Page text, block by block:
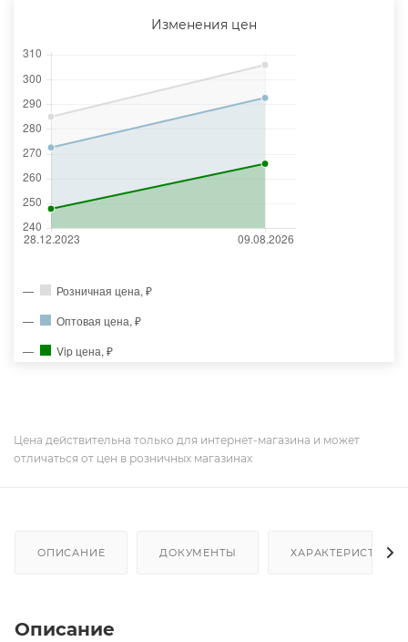
Изменения цен
Розничная цена, ₽
Оптовая цена, ₽
Vip цена, ₽
Цена действительна только для интернет-магазина и может
отличаться от цен в розничных магазинах
ОПИСАНИЕ ДОКУМЕНТЫ ХАРАКТЕРИСТИКИ
Описание